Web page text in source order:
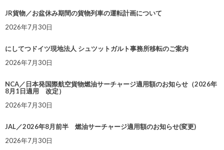
JR貨物／お盆休み期間の貨物列車の運転計画について
2026年7月30日
にしてつドイツ現地法人 シュツットガルト事務所移転のご案内
2026年7月30日
NCA／日本発国際航空貨物燃油サーチャージ適用額のお知らせ（2026年
8月1日適用 改定）
2026年7月30日
JAL／2026年8月前半 燃油サーチャージ適用額のお知らせ(変更)
2026年7月30日